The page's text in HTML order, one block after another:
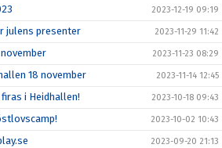
2023-12-19 09:19
julens presenter 2023-11-29 11:42
2023-11-23 08:29
18 november 2023-11-14 12:45
i Heidhallen! 2023-10-18 09:43
2023-10-02 10:43
2023-09-20 21:13